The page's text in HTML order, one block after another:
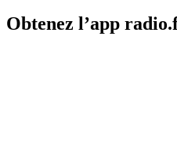
Obtenez l’app